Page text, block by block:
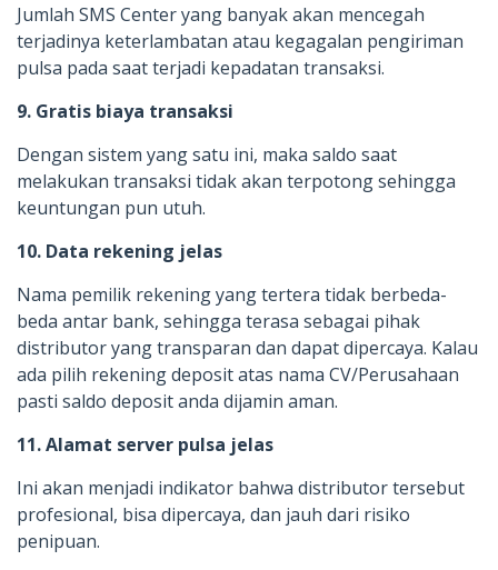
Jumlah SMS Center yang banyak akan mencegah
terjadinya keterlambatan atau kegagalan pengiriman
pulsa pada saat terjadi kepadatan transaksi.
9. Gratis biaya transaksi
Dengan sistem yang satu ini, maka saldo saat
melakukan transaksi tidak akan terpotong sehingga
keuntungan pun utuh.
10. Data rekening jelas
Nama pemilik rekening yang tertera tidak berbeda-
beda antar bank, sehingga terasa sebagai pihak
distributor yang transparan dan dapat dipercaya. Kalau
ada pilih rekening deposit atas nama CV/Perusahaan
pasti saldo deposit anda dijamin aman.
11. Alamat server pulsa jelas
Ini akan menjadi indikator bahwa distributor tersebut
profesional, bisa dipercaya, dan jauh dari risiko
penipuan.